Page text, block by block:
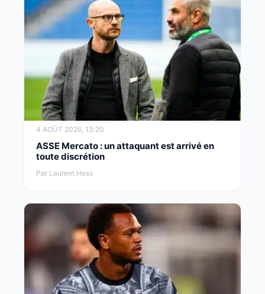
4 AOÛT 2026, 13:20
ASSE Mercato : un attaquant est arrivé en
toute discrétion
Par Laurent Hess